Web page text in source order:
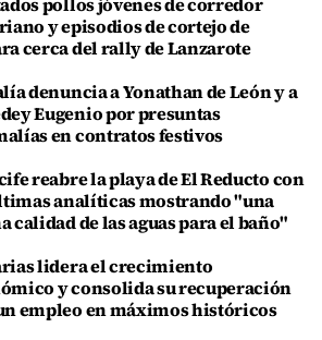
y episodios de cortejo de
cerca del rally de Lanzarote
denuncia a Yonathan de León y a
Eugenio por presuntas
en contratos festivos
reabre la playa de El Reducto con
analíticas mostrando "una
calidad de las aguas para el baño"
lidera el crecimiento
y consolida su recuperación
empleo en máximos históricos